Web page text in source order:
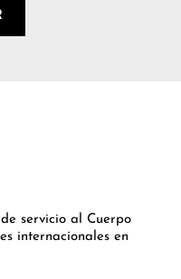
servicio al Cuerpo
internacionales en